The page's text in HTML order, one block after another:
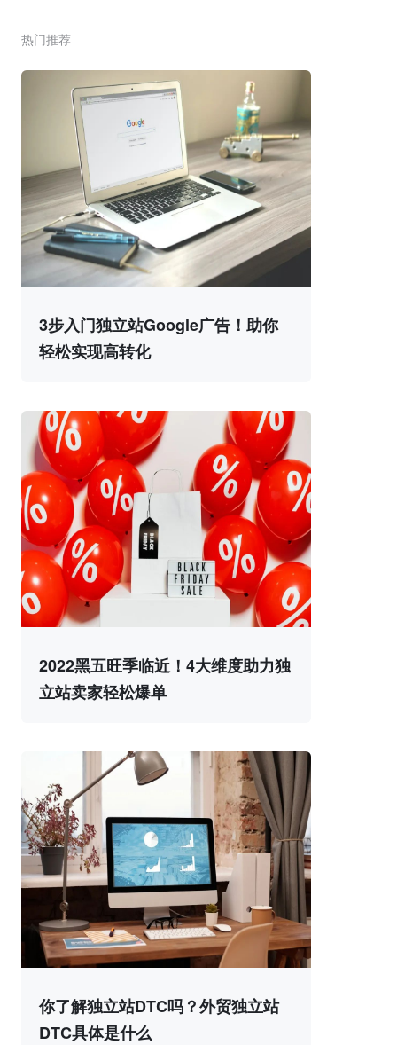
热门推荐
3步入门独立站Google广告！助你
轻松实现高转化
2022黑五旺季临近！4大维度助力独
立站卖家轻松爆单
你了解独立站DTC吗？外贸独立站
DTC具体是什么